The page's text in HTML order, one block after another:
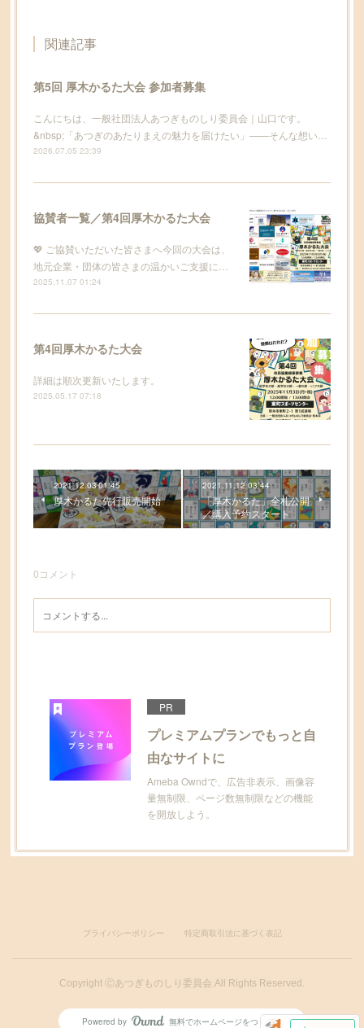
関連記事
第5回 厚木かるた大会 参加者募集
こんにちは、一般社団法人あつぎものしり委員会｜山口です。
&nbsp;「あつぎのあたりまえの魅力を届けたい」——そんな想い…
2026.07.05 23:39
協賛者一覧／第4回厚木かるた大会
💖 ご協賛いただいた皆さまへ今回の大会は、
地元企業・団体の皆さまの温かいご支援に…
2025.11.07 01:24
第4回厚木かるた大会
詳細は順次更新いたします。
2025.05.17 07:18
2021.12.03 01:45
厚木かるた先行販売開始
2021.11.12 03:44
「厚木かるた」全札公開
／購入予約スタート
0コメント
PR
プレミアムプランでもっと自
由なサイトに
Ameba Owndで、広告非表示、画像容
量無制限、ページ数無制限などの機能
を開放しよう。
プライバシーポリシー 特定商取引法に基づく表記
Copyright Ⓒあつぎものしり委員会.All Rights Reserved.
Powered by 無料でホームページをつくろう